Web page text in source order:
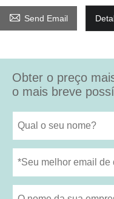
 Send Email
Obter o preço
o mais breve